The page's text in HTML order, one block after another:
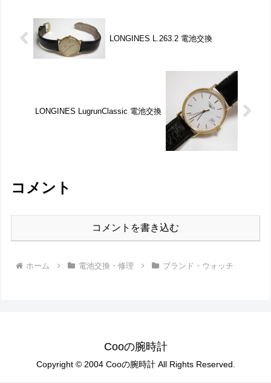
LONGINES L.263.2 電池交換
LONGINES LugrunClassic 電池交換
コメント
コメントを書き込む
ホーム 電池交換・修理 ブランド・ウォッチ
Cooの腕時計
Copyright © 2004 Cooの腕時計 All Rights Reserved.